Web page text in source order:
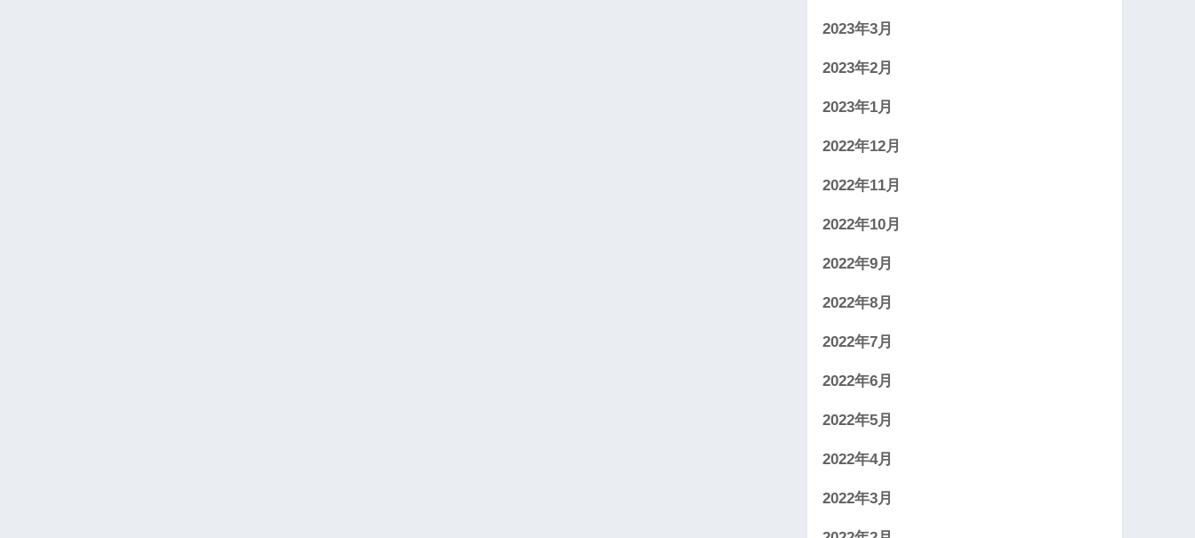
2023年3月
2023年2月
2023年1月
2022年12月
2022年11月
2022年10月
2022年9月
2022年8月
2022年7月
2022年6月
2022年5月
2022年4月
2022年3月